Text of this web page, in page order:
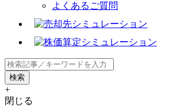
よくあるご質問
+
閉じる